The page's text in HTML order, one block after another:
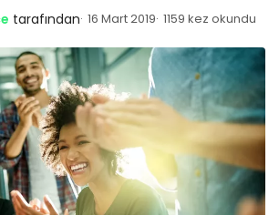
tarafından 16 Mart 2019 1159 kez okundu